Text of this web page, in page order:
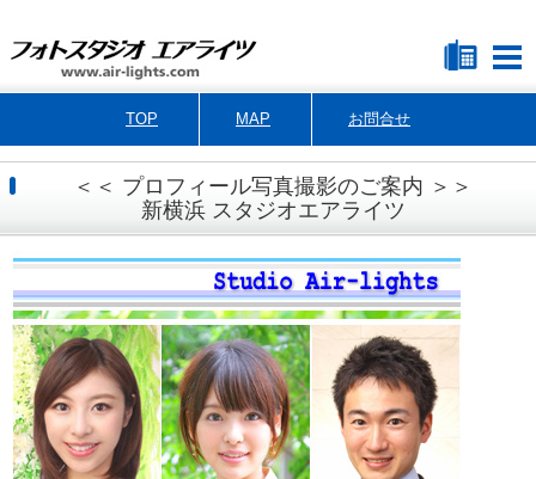
TOP MAP お問合せ
＜＜ プロフィール写真撮影のご案内 ＞＞
新横浜 スタジオエアライツ